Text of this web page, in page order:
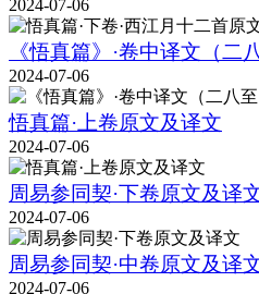
2024-07-06
《悟真篇》·卷中译文（二
2024-07-06
悟真篇·上卷原文及译文
2024-07-06
周易参同契·下卷原文及译
2024-07-06
周易参同契·中卷原文及译
2024-07-06